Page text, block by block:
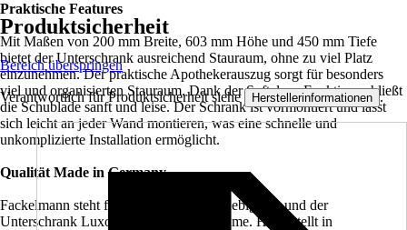
Praktische Features
Mit Maßen von 200 mm Breite, 603 mm Höhe und 450 mm Tiefe
bietet der Unterschrank ausreichend Stauraum, ohne zu viel Platz
einzunehmen. Der praktische Apothekerauszug sorgt für besonders
viel und organisierten Stauraum. Dank der Softclose-Funktion schließt
die Schublade sanft und leise. Der Schrank ist vormontiert und lässt
sich leicht an jeder Wand montieren, was eine schnelle und
unkomplizierte Installation ermöglicht.
Qualität Made in Germany
Fackelmann steht für Qualität und Langlebigkeit, und der
Unterschrank Luxor ist da keine Ausnahme. Hergestellt in
Produktsicherheit
Bereich überspringen
Verantwortlich für Produktsicherheit siehe Herstellerinformationen .